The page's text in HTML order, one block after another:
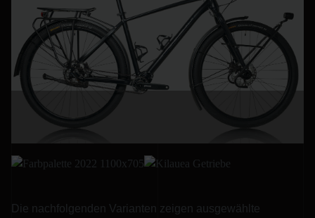
Die nachfolgenden Varianten zeigen ausgewählte